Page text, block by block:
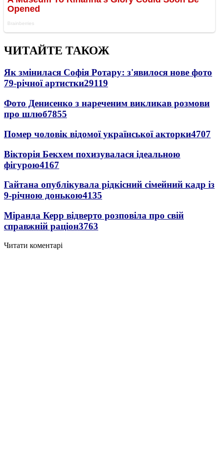
ЧИТАЙТЕ ТАКОЖ
Як змінилася Софія Ротару: з'явилося нове фото
79-річної артистки29119
Фото Денисенко з нареченим викликав розмови
про шлюб7855
Помер чоловік відомої української акторки4707
Вікторія Бекхем похизувалася ідеальною
фігурою4167
Гайтана опублікувала рідкісний сімейний кадр із
9-річною донькою4135
Міранда Керр відверто розповіла про свій
справжній раціон3763
Читати коментарі